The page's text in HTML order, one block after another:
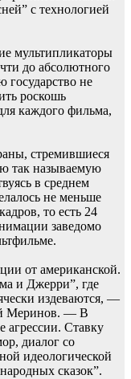
с технологией
мультипликаторы
до абсолютного
государство не
роскошь
каждого фильма,
стремившиеся
так называемую
в среднем
не меньше
то есть 24
заведомо
от американской.
и Джерри”, где
издеваются, —
Меринов. — В
агрессии. Ставку
диалог со
идеологической
сказок”.